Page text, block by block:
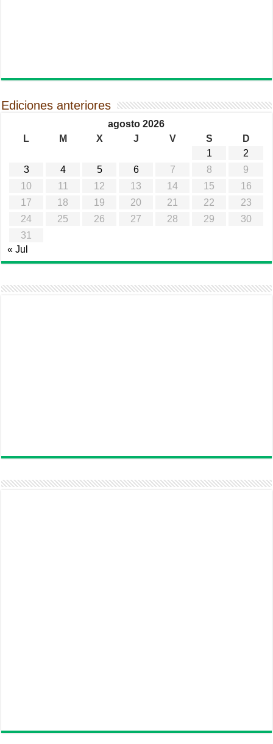
Ediciones anteriores
agosto 2026
L
M X J V S
D
1
2
3
4 5 6 7 8
9
10
11 12 13 14 15
16
17
18 19 20 21 22
23
24
25 26 27 28 29
30
31
« Jul